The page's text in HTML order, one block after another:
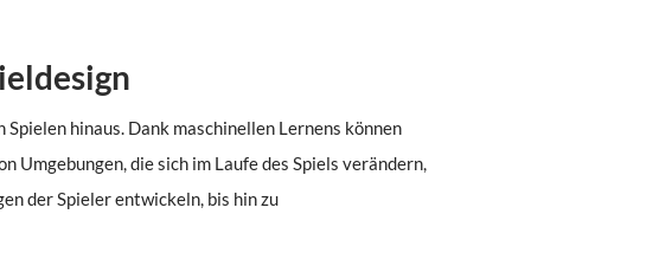
hinaus. Dank maschinellen Lernens können
Umgebungen, die sich im Laufe des Spiels verändern,
der Spieler entwickeln, bis hin zu